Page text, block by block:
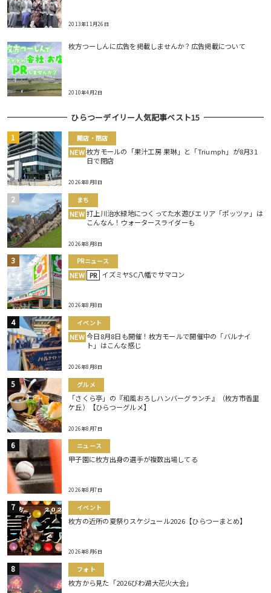
2013年11月26日
枚方つーしんに広告を掲載しませんか？広告掲載について
2010年4月2日
ひらつーデイリー人気記事ベスト15
開店・閉店
NEW 枚方モールの「果汁工房 果琳」と「Triumph」が8月31
日で閉店
2026年8月8日
まち
NEW 打上川治水緑地につくってた水遊びエリア「ポッツァ」は
こんなん！ウォータースライダーも
2026年8月8日
PRニュース
NEW PR イズミヤSC八幡でサマコン
2026年8月8日
イベント
NEW 今日8月8日も開催！枚方モールで開催中の「バルナイ
ト」はこんな感じ
2026年8月8日
グルメ
「さくら亭」の『和風おろしハンバーグランチ』（枚方市香里
ケ丘）【ひらつーグルメ】
2026年8月7日
ニュース
甲子園に枚方出身の選手が複数出場してる
2026年8月7日
イベント
枚方の近所の夏祭りスケジュール2026【ひらつーまとめ】
2026年8月6日
フォト
枚方から見た「2026びわ湖大花火大会」